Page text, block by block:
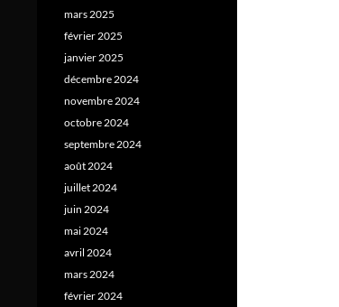
mars 2025
février 2025
janvier 2025
décembre 2024
novembre 2024
octobre 2024
septembre 2024
août 2024
juillet 2024
juin 2024
mai 2024
avril 2024
mars 2024
février 2024